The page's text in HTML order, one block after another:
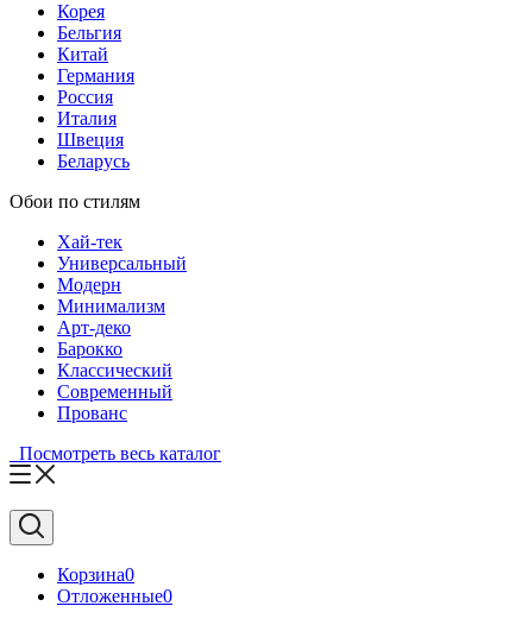
Корея
Бельгия
Китай
Германия
Россия
Италия
Швеция
Беларусь
Обои по стилям
Хай-тек
Универсальный
Модерн
Минимализм
Арт-деко
Барокко
Классический
Современный
Прованс
Посмотреть весь каталог
Корзина0
Отложенные0